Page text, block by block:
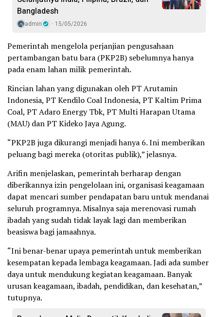
Bangladesh
admin 15/05/2026
Pemerintah mengelola perjanjian pengusahaan
pertambangan batu bara (PKP2B) sebelumnya hanya
pada enam lahan milik pemerintah.
Rincian lahan yang digunakan oleh PT Arutamin
Indonesia, PT Kendilo Coal Indonesia, PT Kaltim Prima
Coal, PT Adaro Energy Tbk, PT Multi Harapan Utama
(MAU) dan PT Kideko Jaya Agung.
“PKP2B juga dikurangi menjadi hanya 6. Ini memberikan
peluang bagi mereka (otoritas publik),” jelasnya.
Arifin menjelaskan, pemerintah berharap dengan
diberikannya izin pengelolaan ini, organisasi keagamaan
dapat mencari sumber pendapatan baru untuk mendanai
seluruh programnya. Misalnya saja merenovasi rumah
ibadah yang sudah tidak layak lagi dan memberikan
beasiswa bagi jamaahnya.
“Ini benar-benar upaya pemerintah untuk memberikan
kesempatan kepada lembaga keagamaan. Jadi ada sumber
daya untuk mendukung kegiatan keagamaan. Banyak
urusan keagamaan, ibadah, pendidikan, dan kesehatan,”
tutupnya.